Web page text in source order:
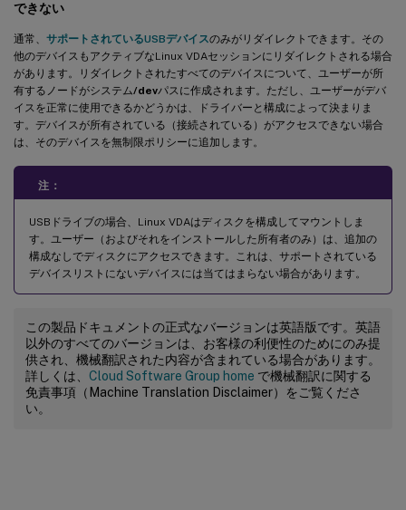
できない
通常、 サポートされているUSBデバイスのみがリダイレクトできます。その
他のデバイスもアクティブなLinux VDAセッションにリダイレクトされる場合
があります。リダイレクトされたすべてのデバイスについて、ユーザーが所
有するノードがシステム/devパスに作成されます。ただし、ユーザーがデバ
イスを正常に使用できるかどうかは、ドライバーと構成によって決まりま
す。デバイスが所有されている（接続されている）がアクセスできない場合
は、そのデバイスを無制限ポリシーに追加します。
注：
USBドライブの場合、Linux VDAはディスクを構成してマウントしま
す。ユーザー（およびそれをインストールした所有者のみ）は、追加の
構成なしでディスクにアクセスできます。これは、サポートされている
デバイスリストにないデバイスには当てはまらない場合があります。
この製品ドキュメントの正式なバージョンは英語版です。英語
以外のすべてのバージョンは、お客様の利便性のためにのみ提
供され、機械翻訳された内容が含まれている場合があります。
詳しくは、 Cloud Software Group home で機械翻訳に関する
免責事項（Machine Translation Disclaimer）をご覧くださ
い。